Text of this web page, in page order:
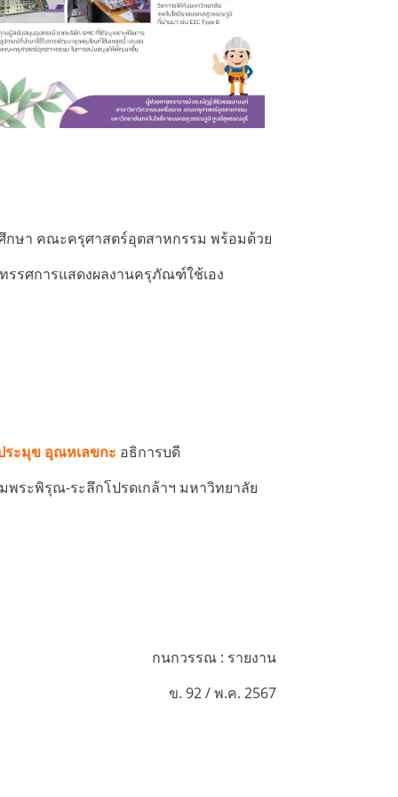
ษา คณะครุศาสตร์อุตสาหกรรม พร้อมด้วย
รศการแสดงผลงานครุภัณฑ์ใช้เอง
ระมุข อุณหเลขกะ อธิการบดี
ระพิรุณ-ระลึกโปรดเกล้าฯ มหาวิทยาลัย
กนกวรรณ : รายงาน
ข. 92 / พ.ค. 2567